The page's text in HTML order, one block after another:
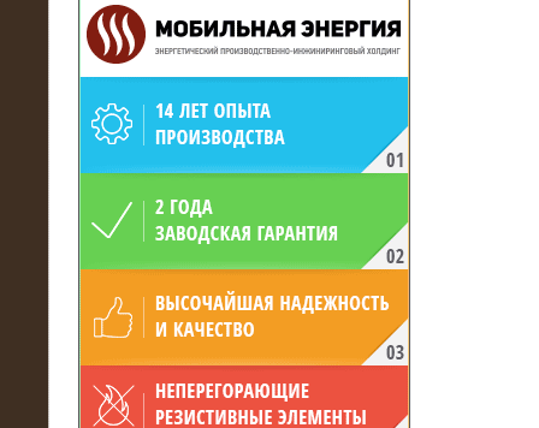
произведён высоковольтный
нагрузочный комплекс 24 МВт с
напряжением 6/10 кВ